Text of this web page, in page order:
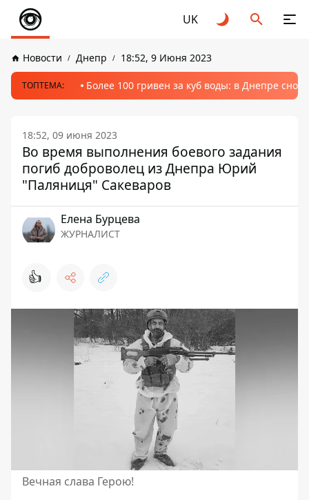
UK
Новости Днепр 18:52, 9 Июня 2023
ТОПТЕМА: Более 100 гривен за куб воды: в Днепре
18:52, 09 июня 2023
Во время выполнения боевого задания
погиб доброволец из Днепра Юрий
"Паляниця" Сакеваров
Елена Бурцева
ЖУРНАЛИСТ
👍
Вечная слава Герою!